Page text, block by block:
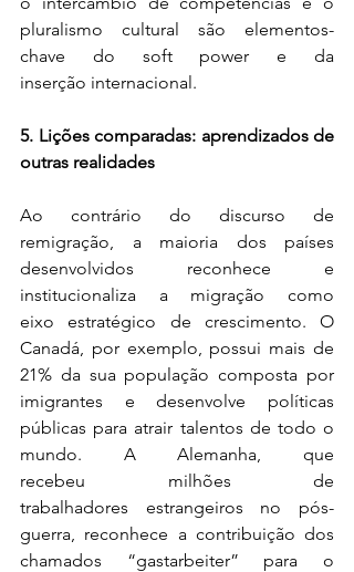
pluralismo cultural são elementos-
chave do soft power e da
inserção internacional.
5. Lições comparadas: aprendizados de
outras realidades
Ao contrário do discurso de
remigração, a maioria dos países
desenvolvidos reconhece e
institucionaliza a migração como
eixo estratégico de crescimento. O
Canadá, por exemplo, possui mais de
21% da sua população composta por
imigrantes e desenvolve políticas
públicas para atrair talentos de todo o
mundo. A Alemanha, que
recebeu milhões de
trabalhadores estrangeiros no pós-
guerra, reconhece a contribuição dos
chamados “gastarbeiter” para o